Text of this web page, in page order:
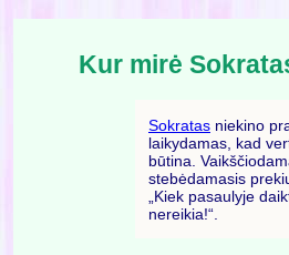
Kur mirė
Sokratas niekino
laikydamas, kad
būtina.
stebėdamasis
„Kiek pasaulyje
nereikia!“.